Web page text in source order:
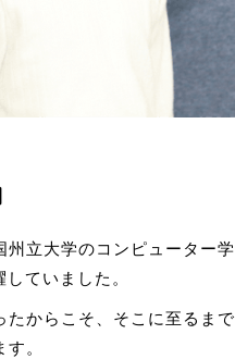
州立大学のコンピューター学
ていました。
たからこそ、そこに至るまで
。